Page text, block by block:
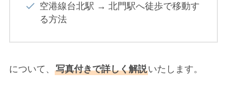
空港線台北駅 → 北門駅へ徒歩で移動す
る方法
について、 写真付きで詳しく解説いたします。